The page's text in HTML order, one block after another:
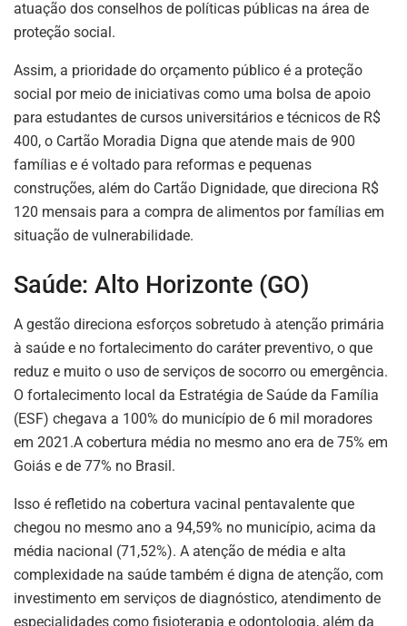
atuação dos conselhos de políticas públicas na área de
proteção social.
Assim, a prioridade do orçamento público é a proteção
social por meio de iniciativas como uma bolsa de apoio
para estudantes de cursos universitários e técnicos de R$
400, o Cartão Moradia Digna que atende mais de 900
famílias e é voltado para reformas e pequenas
construções, além do Cartão Dignidade, que direciona R$
120 mensais para a compra de alimentos por famílias em
situação de vulnerabilidade.
Saúde: Alto Horizonte (GO)
A gestão direciona esforços sobretudo à atenção primária
à saúde e no fortalecimento do caráter preventivo, o que
reduz e muito o uso de serviços de socorro ou emergência.
O fortalecimento local da Estratégia de Saúde da Família
(ESF) chegava a 100% do município de 6 mil moradores
em 2021.A cobertura média no mesmo ano era de 75% em
Goiás e de 77% no Brasil.
Isso é refletido na cobertura vacinal pentavalente que
chegou no mesmo ano a 94,59% no município, acima da
média nacional (71,52%). A atenção de média e alta
complexidade na saúde também é digna de atenção, com
investimento em serviços de diagnóstico, atendimento de
especialidades como fisioterapia e odontologia, além da